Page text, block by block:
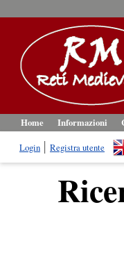
Home Informazioni
Login
Registra utente